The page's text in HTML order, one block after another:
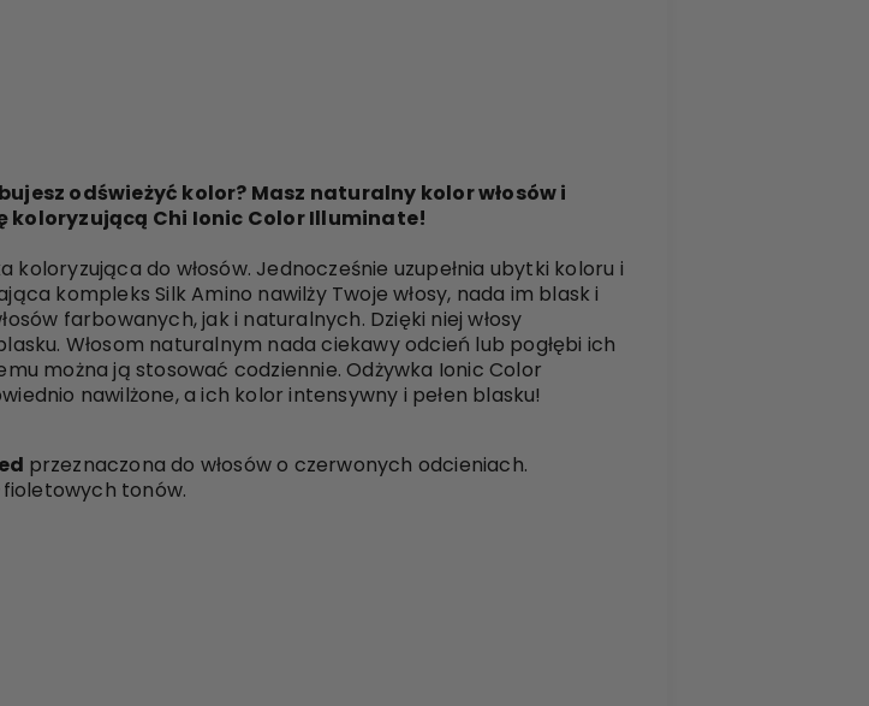
odświeżyć kolor? Masz naturalny kolor włosów i
koloryzującą Chi Ionic Color Illuminate!
koloryzująca do włosów. Jednocześnie uzupełnia ubytki koloru i
kompleks Silk Amino nawilży Twoje włosy, nada im blask i
farbowanych, jak i naturalnych. Dzięki niej włosy
Włosom naturalnym nada ciekawy odcień lub pogłębi ich
można ją stosować codziennie. Odżywka Ionic Color
nawilżone, a ich kolor intensywny i pełen blasku!
przeznaczona do włosów o czerwonych odcieniach.
tonów.